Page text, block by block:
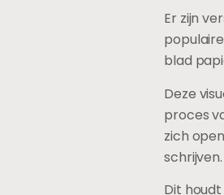
Er zijn
blad
Deze
proces
zich
schrijven.
Dit